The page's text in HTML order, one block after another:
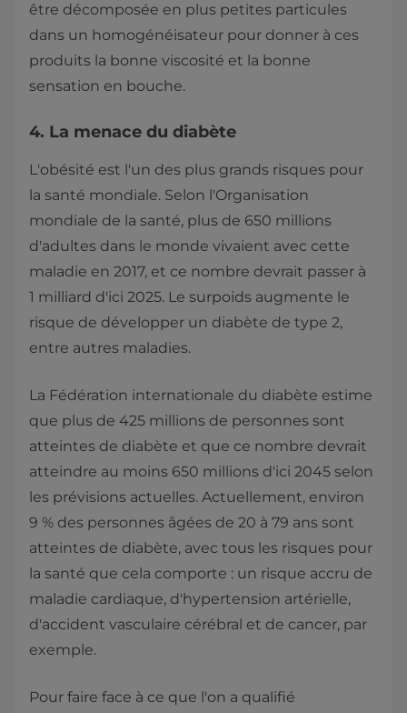
être décomposée en plus petites particules
dans un homogénéisateur pour donner à ces
produits la bonne viscosité et la bonne
sensation en bouche.
4. La menace du diabète
L'obésité est l'un des plus grands risques pour
la santé mondiale. Selon l'Organisation
mondiale de la santé, plus de 650 millions
d'adultes dans le monde vivaient avec cette
maladie en 2017, et ce nombre devrait passer à
1 milliard d'ici 2025. Le surpoids augmente le
risque de développer un diabète de type 2,
entre autres maladies.
La Fédération internationale du diabète estime
que plus de 425 millions de personnes sont
atteintes de diabète et que ce nombre devrait
atteindre au moins 650 millions d'ici 2045 selon
les prévisions actuelles. Actuellement, environ
9 % des personnes âgées de 20 à 79 ans sont
atteintes de diabète, avec tous les risques pour
la santé que cela comporte : un risque accru de
maladie cardiaque, d'hypertension artérielle,
d'accident vasculaire cérébral et de cancer, par
exemple.
Pour faire face à ce que l'on a qualifié